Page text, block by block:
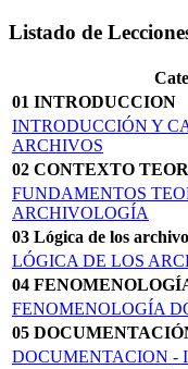
Listado de
01 INTRODUCCION
INTRODUCCIÓN Y
ARCHIVOS
02 CONTEXTO
FUNDAMENTOS
ARCHIVOLOGÍA
03 Lógica de los
LÓGICA DE LOS
04
FENOMENOLOGÍA
05
DOCUMENTACION -